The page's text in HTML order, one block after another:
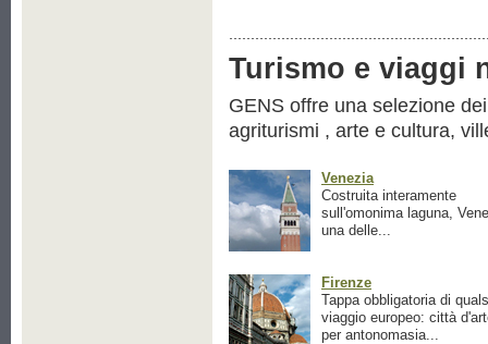
Turismo e viaggi
GENS offre una selezione
agriturismi , arte e cultura,
Venezia
Costruita interamente
sull'omonima laguna,
una delle...
Firenze
Tappa obbligatoria di
viaggio europeo: città
per antonomasia...